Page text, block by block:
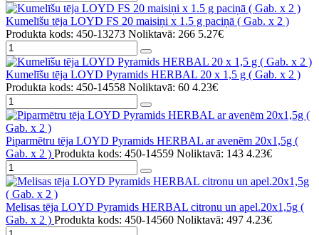
Kumelīšu tēja LOYD FS 20 maisiņi x 1.5 g paciņā ( Gab. x 2 )
Produkta kods: 450-13273 Noliktavā: 266 5.27€
Kumelīšu tēja LOYD Pyramids HERBAL 20 x 1,5 g ( Gab. x 2 )
Produkta kods: 450-14558 Noliktavā: 60 4.23€
Piparmētru tēja LOYD Pyramids HERBAL ar avenēm 20x1,5g (
Gab. x 2 ) Produkta kods: 450-14559 Noliktavā: 143 4.23€
Melisas tēja LOYD Pyramids HERBAL citronu un apel.20x1,5g (
Gab. x 2 ) Produkta kods: 450-14560 Noliktavā: 497 4.23€